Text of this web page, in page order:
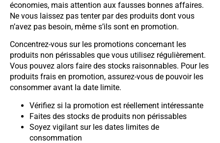
économies, mais attention aux fausses bonnes affaires.
Ne vous laissez pas tenter par des produits dont vous
n’avez pas besoin, même s’ils sont en promotion.
Concentrez-vous sur les promotions concernant les
produits non périssables que vous utilisez régulièrement.
Vous pouvez alors faire des stocks raisonnables. Pour les
produits frais en promotion, assurez-vous de pouvoir les
consommer avant la date limite.
Vérifiez si la promotion est réellement intéressante
Faites des stocks de produits non périssables
Soyez vigilant sur les dates limites de
consommation